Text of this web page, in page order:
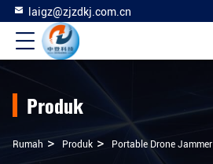
laigz@zjzdkj.com.cn
Produk
Rumah > Produk > Portable Drone Jammer